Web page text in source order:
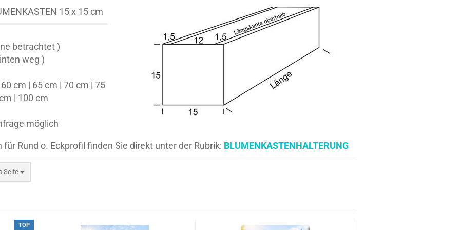
15 x 15 cm
betrachtet )
weg )
cm | 65 cm | 70 cm | 75
| 100 cm
möglich
Rund o. Eckprofil finden Sie direkt unter der Rubrik: BLUMENKASTENHALTERUNG
Seite
TOP